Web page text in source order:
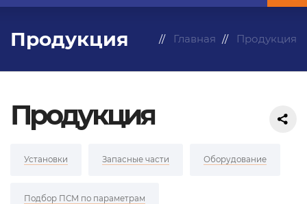
Продукция Главная Продукция
Продукция
Установки Запасные части Оборудование
Подбор ПСМ по параметрам